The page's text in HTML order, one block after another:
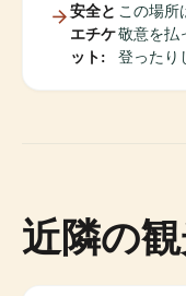
安全と
エチケ
ット:
この場所
敬意を払
登ったり
近隣の